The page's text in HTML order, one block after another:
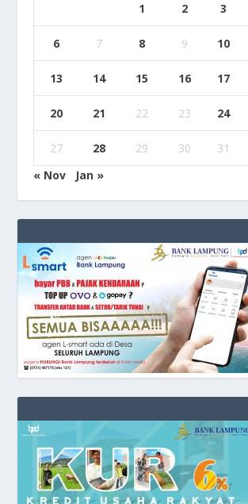
1 2 3
6 7 8 9 10
13 14 15 16 17
20 21 22 23 24
27 28 29 30
31
« Nov
Jan »